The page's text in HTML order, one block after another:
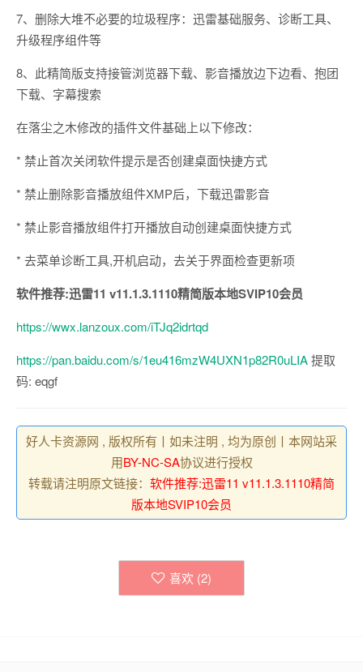
7、删除大堆不必要的垃圾程序：迅雷基础服务、诊断工具、
升级程序组件等
8、此精简版支持接管浏览器下载、影音播放边下边看、抱团
下载、字幕搜索
在落尘之木修改的插件文件基础上以下修改：
* 禁止首次关闭软件提示是否创建桌面快捷方式
* 禁止删除影音播放组件XMP后，下载迅雷影音
* 禁止影音播放组件打开播放自动创建桌面快捷方式
* 去菜单诊断工具,开机启动，去关于界面检查更新项
软件推荐:迅雷11 v11.1.3.1110精简版本地SVIP10会员
https://wwx.lanzoux.com/iTJq2idrtqd
https://pan.baidu.com/s/1eu416mzW4UXN1p82R0uLIA提取
码: eqgf
好人卡资源网 , 版权所有丨如未注明 , 均为原创丨本网站采
用BY-NC-SA协议进行授权
转载请注明原文链接： 软件推荐:迅雷11 v11.1.3.1110精简
版本地SVIP10会员
喜欢 (2)